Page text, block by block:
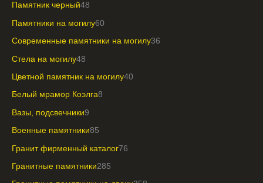
Памятник черный48
Памятники на могилу60
Современные памятники на могилу36
Стела на могилу48
Цветной памятник на могилу40
Белый мрамор Коэлга8
Вазы, подсвечники9
Военные памятники85
Гранит фирменный каталог76
Гранитные памятники285